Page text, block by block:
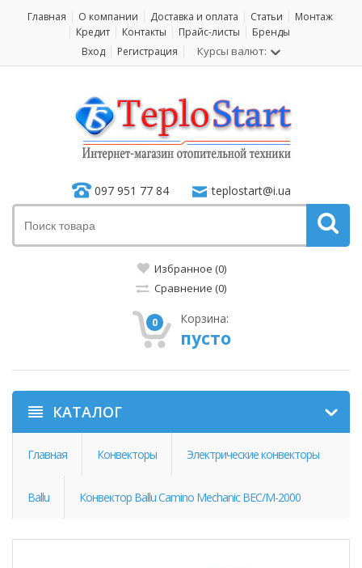
Главная О компании Доставка и оплата Статьи
Монтаж
Кредит
Контакты Прайс-листы
Бренды
Вход
Регистрация Курсы валют:
097 951 77 84 teplostart@i.ua
Избранное (0)
Сравнение (0)
0 Корзина:
пусто
КАТАЛОГ
Главная Конвекторы Электрические конвекторы
Ballu Конвектор Ballu Camino Mechanic BEC/M-2000